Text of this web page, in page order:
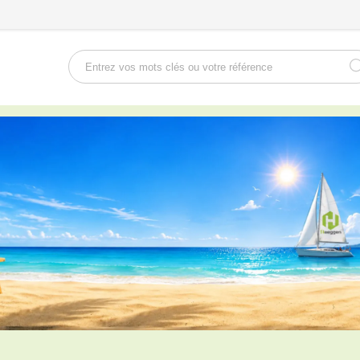
Rechercher